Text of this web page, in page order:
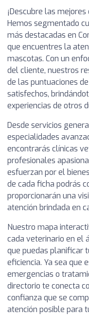
¡Descubre las
Hemos segmentado
más destacadas en
que encuentres la
mascotas. Con un
del cliente, nuestros
de las puntuaciones
satisfechos,
experiencias de otros
Desde servicios
especialidades
encontrarás clínicas
profesionales
esfuerzan por el
de cada ficha podrás
proporcionarán una
atención brindada en
Nuestro mapa
cada veterinario en el
que puedas planificar
eficiencia. Ya sea que
emergencias o
directorio te conecta
confianza que se
atención posible para